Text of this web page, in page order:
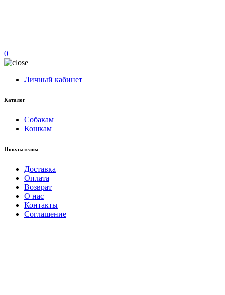
0
Личный кабинет
Каталог
Собакам
Кошкам
Покупателям
Доставка
Оплата
Возврат
О нас
Контакты
Соглашение